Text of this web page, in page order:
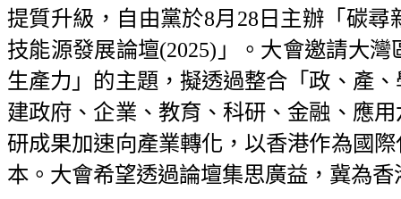
提質升級，自由黨於8月28日主辦「碳
技能源發展論壇(2025)」。大會邀請大
生產力」的主題，擬透過整合「政、產
建政府、企業、教育、科研、金融、應
研成果加速向產業轉化，以香港作為國
本。大會希望透過論壇集思廣益，冀為